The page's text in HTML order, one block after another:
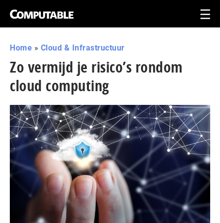
Home » Cloud & Infrastructuur
Zo vermijd je risico’s rondom
cloud computing